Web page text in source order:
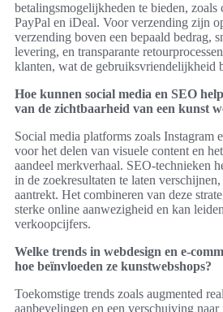
betalingsmogelijkheden te bieden, zoals
PayPal en iDeal. Voor verzending zijn
verzending boven een bepaald bedrag,
levering, en transparante
klanten, wat de gebruiksvriendelijkheid
Hoe kunnen social media en SEO
van de zichtbaarheid van een kunst
Social media platforms zoals Instagram
voor het delen van visuele content en
aandeel merkverhaal. SEO-technieken
in de zoekresultaten te laten
aantrekt. Het combineren van deze
sterke online aanwezigheid en kan
verkoopcijfers.
Welke trends in webdesign en e-
hoe beïnvloeden ze kunstwebshops?
Toekomstige trends zoals augmented
aanbevelingen en een verschuiving